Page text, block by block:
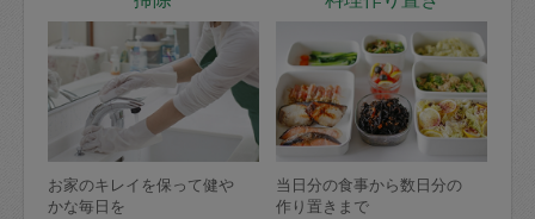
お家のキレイを保って健や
かな毎日を
当日分の食事から数日分の
作り置きまで